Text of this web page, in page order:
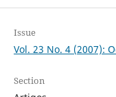
Issue
Vol. 23 No. 4 (2007):
Section